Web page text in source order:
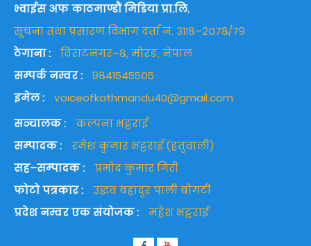
भ्वाईस अफ काठमाण्डौं मिडिया प्रा.लि.
सूचना तथा प्रसारण विभाग दर्ता नं. ३११८–२०७८/७९
ठेगाना :
विराटनगर–८, मोरङ, नेपाल
सम्पर्क नम्वर :
९८४१५४५५०५
इमेल :
voiceofkathmandu40@gmail.com
सञ्चालक :
कल्पना भट्टराई
सम्पादक :
रमेश कुमार भट्टराई (हतुवाली)
सह–सम्पादक :
प्रमोद कुमार गिरी
फोटो पत्रकार :
उद्धव बहादुर पाली बोगटी
प्रदेश नम्वर एक संयोजक :
महेश भट्टराई